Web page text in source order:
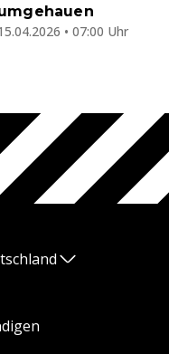
• 07:00 Uhr